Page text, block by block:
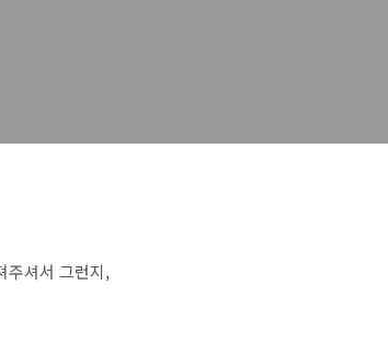
주셔서 그런지,